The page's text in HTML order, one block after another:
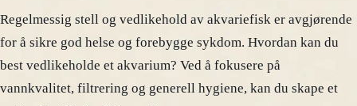
Regelmessig stell og vedlikehold av akvariefisk er avgjørende
for å sikre god helse og forebygge sykdom. Hvordan kan du
best vedlikeholde et akvarium? Ved å fokusere på
vannkvalitet, filtrering og generell hygiene, kan du skape et